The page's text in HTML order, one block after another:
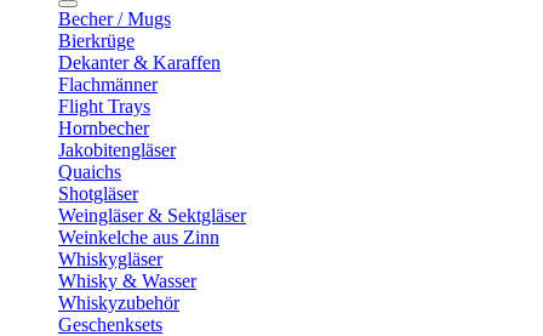
Becher / Mugs
Bierkrüge
Dekanter & Karaffen
Flachmänner
Flight Trays
Hornbecher
Jakobitengläser
Quaichs
Shotgläser
Weingläser & Sektgläser
Weinkelche aus Zinn
Whiskygläser
Whisky & Wasser
Whiskyzubehör
Geschenksets